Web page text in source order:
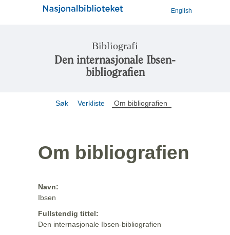
English
Bibliografi
Den internasjonale Ibsen-
bibliografien
Søk Verkliste Om bibliografien
Om bibliografien
Navn:
Ibsen
Fullstendig tittel:
Den internasjonale Ibsen-bibliografien